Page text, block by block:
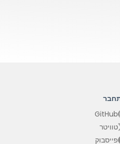
GitHub
טוויטר
פייסבוק